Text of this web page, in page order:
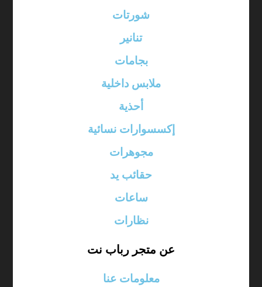
شورتات
تنانير
بجامات
ملابس داخلية
أحذية
إكسسوارات نسائية
مجوهرات
حقائب يد
ساعات
نظارات
عن متجر رباب نت
معلومات عنا